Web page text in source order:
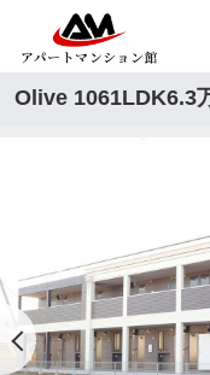
Olive 1061LDK6.3